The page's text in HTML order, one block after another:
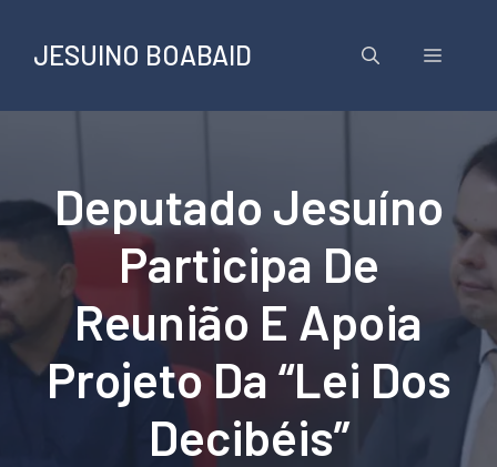
conteúdo
JESUINO BOABAID Menu
Deputado Jesuíno
Participa De
Reunião E Apoia
Projeto Da “Lei Dos
Decibéis”